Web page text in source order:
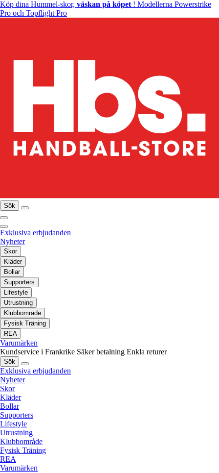
Köp dina Hummel-skor, väskan på köpet ! Modellerna Powerstrike
Pro och Topflight Pro
Sök
Exklusiva erbjudanden
Nyheter
Skor
Kläder
Bollar
Supporters
Lifestyle
Utrustning
Klubbområde
Fysisk Träning
REA
Varumärken
Kundservice i Frankrike Säker betalning Enkla returer
Sök
Exklusiva erbjudanden
Nyheter
Skor
Kläder
Bollar
Supporters
Lifestyle
Utrustning
Klubbområde
Fysisk Träning
REA
Varumärken